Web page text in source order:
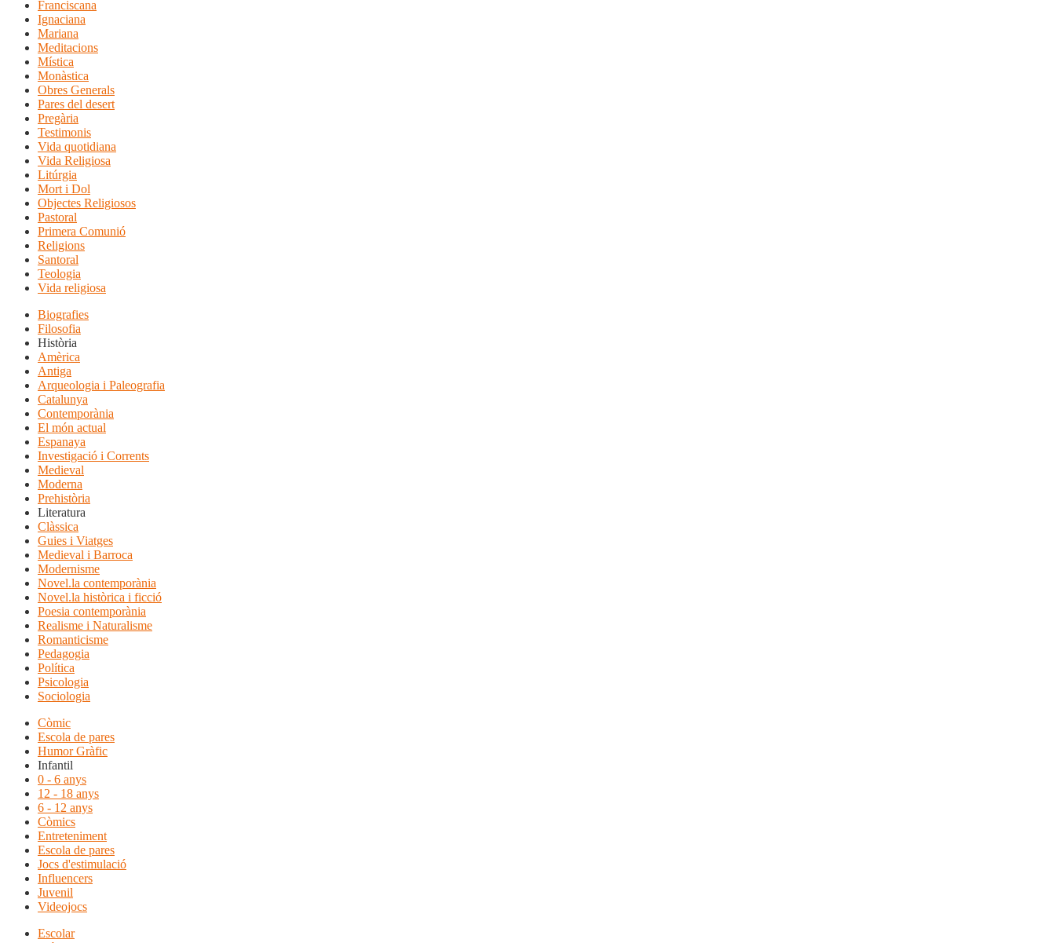
Franciscana
Ignaciana
Mariana
Meditacions
Mística
Monàstica
Obres Generals
Pares del desert
Pregària
Testimonis
Vida quotidiana
Vida Religiosa
Litúrgia
Mort i Dol
Objectes Religiosos
Pastoral
Primera Comunió
Religions
Santoral
Teologia
Vida religiosa
Biografies
Filosofia
Història
Amèrica
Antiga
Arqueologia i Paleografia
Catalunya
Contemporània
El món actual
Espanaya
Investigació i Corrents
Medieval
Moderna
Prehistòria
Literatura
Clàssica
Guies i Viatges
Medieval i Barroca
Modernisme
Novel.la contemporània
Novel.la històrica i ficció
Poesia contemporània
Realisme i Naturalisme
Romanticisme
Pedagogia
Política
Psicologia
Sociologia
Còmic
Escola de pares
Humor Gràfic
Infantil
0 - 6 anys
12 - 18 anys
6 - 12 anys
Còmics
Entreteniment
Escola de pares
Jocs d'estimulació
Influencers
Juvenil
Videojocs
Escolar